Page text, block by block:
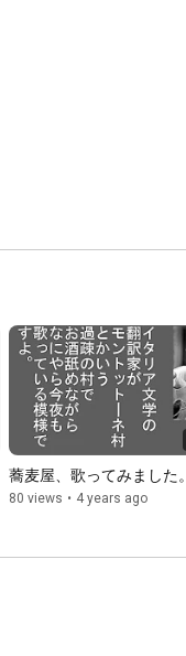
蕎麦屋、歌ってみました。
80 views • 4 years ago